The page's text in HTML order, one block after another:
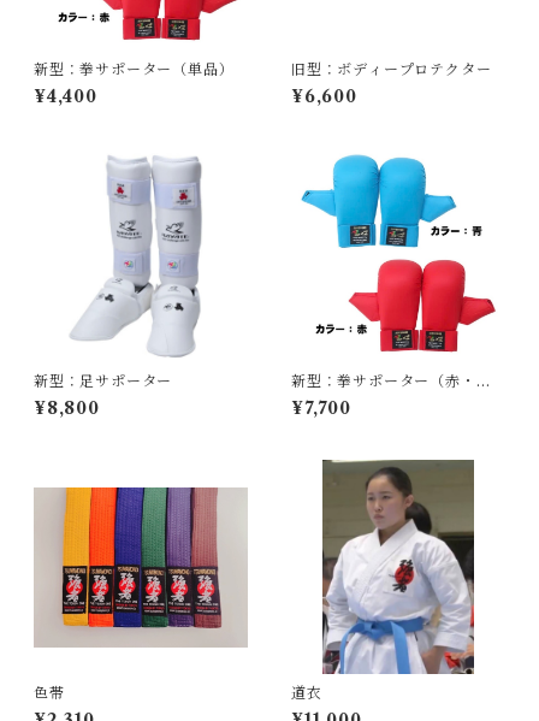
新型：拳サポーター（単品）
¥4,400
旧型：ボディープロテクター
¥6,600
新型：足サポーター
¥8,800
新型：拳サポーター（赤・青
セット）
¥7,700
色帯 道衣